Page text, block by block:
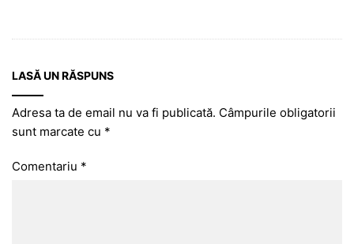
LASĂ UN RĂSPUNS
Adresa ta de email nu va fi publicată. Câmpurile obligatorii
sunt marcate cu *
Comentariu *